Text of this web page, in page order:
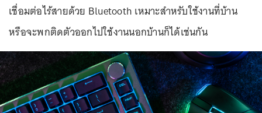
เชื่อมต่อไร้สายด้วย Bluetooth เหมาะสำหรับใช้งานที่บ้าน
หรือจะพกติดตัวออกไปใช้งานนอกบ้านก็ได้เช่นกัน